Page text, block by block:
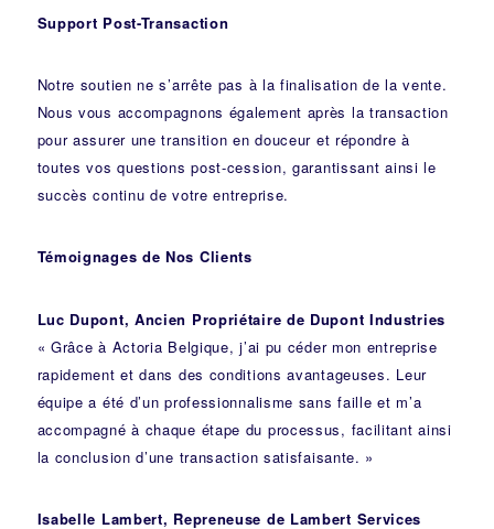
Support Post-Transaction
Notre soutien ne s’arrête pas à la finalisation de la vente.
Nous vous accompagnons également après la transaction
pour assurer une transition en douceur et répondre à
toutes vos questions post-cession, garantissant ainsi le
succès continu de votre entreprise.
Témoignages de Nos Clients
Luc Dupont, Ancien Propriétaire de Dupont Industries
« Grâce à Actoria Belgique, j’ai pu céder mon entreprise
rapidement et dans des conditions avantageuses. Leur
équipe a été d’un professionnalisme sans faille et m’a
accompagné à chaque étape du processus, facilitant ainsi
la conclusion d’une transaction satisfaisante. »
Isabelle Lambert, Repreneuse de Lambert Services